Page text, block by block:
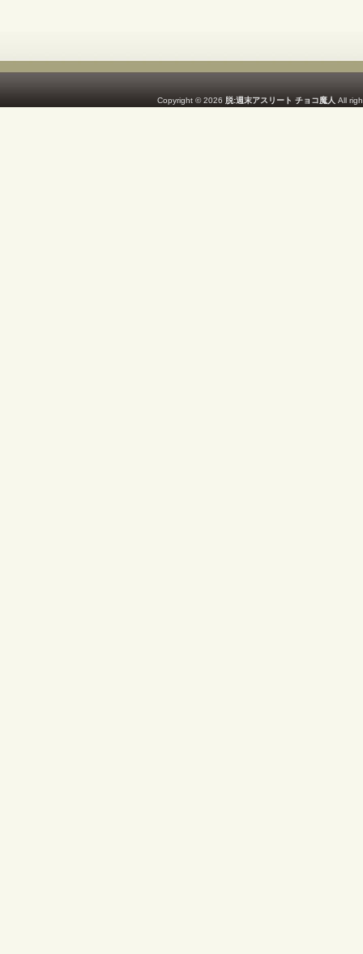
Copyright © 2026 脱:週末アスリート チョコ魔人 All